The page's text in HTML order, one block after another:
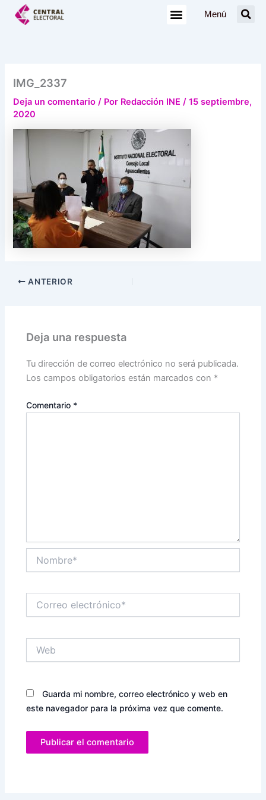
Menú
IMG_2337
Deja un comentario / Por Redacción INE/15 septiembre,
2020
ANTERIOR
Deja una respuesta
Tu dirección de correo electrónico no será publicada.
Los campos obligatorios están marcados con *
Comentario *
electrónico*
Guarda mi nombre, correo electrónico y web en
este navegador para la próxima vez que comente.